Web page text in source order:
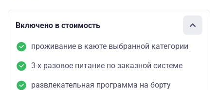
Включено в стоимость
проживание в каюте выбранной категории
3-х разовое питание по заказной системе
развлекательная программа на борту